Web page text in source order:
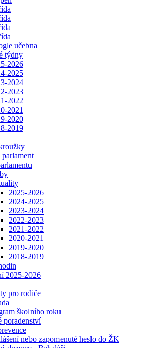
učebna
týdny
2026
2025
2024
2023
2022
2021
2020
2019
2025-2026
2024-2025
2023-2024
2022-2023
2021-2022
2020-2021
2019-2020
2018-2019
2025-2026
pro rodiče
školního roku
poradenství
nebo zapomenuté heslo do ŽK